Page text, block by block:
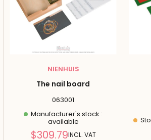
NIENHUIS
The nail board
063001
Manufacturer's stock :
available
Reduced
$309.79INCL. VAT